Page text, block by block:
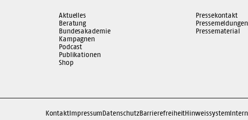
Aktuelles
Beratung
Bundesakademie
Kampagnen
Podcast
Publikationen
Shop
Pressekontakt
Pressemeldungen
Pressematerial
KontaktImpressumDatenschutzBarrierefreiheitHinweissystemIntern